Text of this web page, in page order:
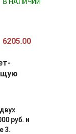
6205.00
руб. и
3.